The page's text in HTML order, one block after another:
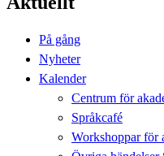
På gång
Nyheter
Kalender
Centrum för
Språkcafé
Workshoppar för